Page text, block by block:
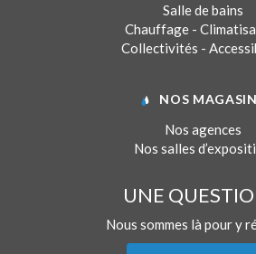
Salle de bains
Chauffage -
Collectivités -
NOS
Nos agences
Nos salles
UNE
Nous sommes là pour y